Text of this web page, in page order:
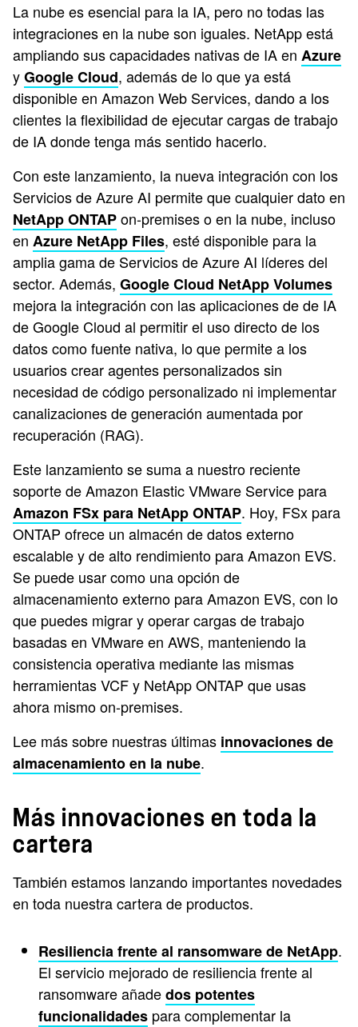
La nube es esencial para la IA, pero no todas las
integraciones en la nube son iguales. NetApp está
ampliando sus capacidades nativas de IA en Azure
yGoogle Cloud, además de lo que ya está
disponible en Amazon Web Services, dando a los
clientes la flexibilidad de ejecutar cargas de trabajo
de IA donde tenga más sentido hacerlo.
Con este lanzamiento, la nueva integración con los
Servicios de Azure AI permite que cualquier dato en
NetApp ONTAPon-premises o en la nube, incluso
en Azure NetApp Files, esté disponible para la
amplia gama de Servicios de Azure AI líderes del
sector. Además, Google Cloud NetApp Volumes
mejora la integración con las aplicaciones de de IA
de Google Cloud al permitir el uso directo de los
datos como fuente nativa, lo que permite a los
usuarios crear agentes personalizados sin
necesidad de código personalizado ni implementar
canalizaciones de generación aumentada por
recuperación (RAG).
Este lanzamiento se suma a nuestro reciente
soporte de Amazon Elastic VMware Service para
Amazon FSx para NetApp ONTAP. Hoy, FSx para
ONTAP ofrece un almacén de datos externo
escalable y de alto rendimiento para Amazon EVS.
Se puede usar como una opción de
almacenamiento externo para Amazon EVS, con lo
que puedes migrar y operar cargas de trabajo
basadas en VMware en AWS, manteniendo la
consistencia operativa mediante las mismas
herramientas VCF y NetApp ONTAP que usas
ahora mismo on-premises.
Lee más sobre nuestras últimas innovaciones de
almacenamiento en la nube.
Más innovaciones en toda la
cartera
También estamos lanzando importantes novedades
en toda nuestra cartera de productos.
Resiliencia frente al ransomware de NetApp.
El servicio mejorado de resiliencia frente al
ransomware añadedos potentes
funcionalidades para complementar la